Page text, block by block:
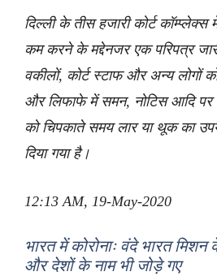
दिल्ली के तीस हजारी कोर्ट कॉम्प्लेक्स
कम करने के मद्देनजर एक परिपत्र
वकीलों, कोर्ट स्टाफ और अन्य लोगों
और लिफाफे में समन, नोटिस आदि पर
को चिपकाते समय लार या थूक का
दिया गया है।
12:13 AM, 19-May-2020
भारत में कोरोनाः वंदे भारत
और देशों के नाम भी जोड़े गए